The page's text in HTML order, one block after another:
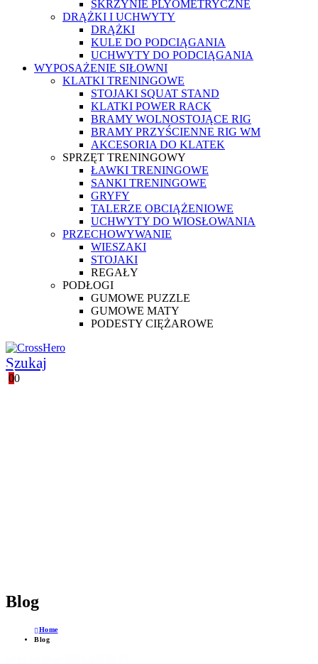
SKRZYNIE PLYOMETRYCZNE
DRĄŻKI I UCHWYTY
DRĄŻKI
KULE DO PODCIĄGANIA
UCHWYTY DO PODCIĄGANIA
WYPOSAŻENIE SIŁOWNI
KLATKI TRENINGOWE
STOJAKI SQUAT STAND
KLATKI POWER RACK
BRAMY WOLNOSTOJĄCE RIG
BRAMY PRZYŚCIENNE RIG WM
AKCESORIA DO KLATEK
SPRZĘT TRENINGOWY
ŁAWKI TRENINGOWE
SANKI TRENINGOWE
GRYFY
TALERZE OBCIĄŻENIOWE
UCHWYTY DO WIOSŁOWANIA
PRZECHOWYWANIE
WIESZAKI
STOJAKI
REGAŁY
PODŁOGI
GUMOWE PUZZLE
GUMOWE MATY
PODESTY CIĘŻAROWE
Szukaj
00
Blog
Home
Blog